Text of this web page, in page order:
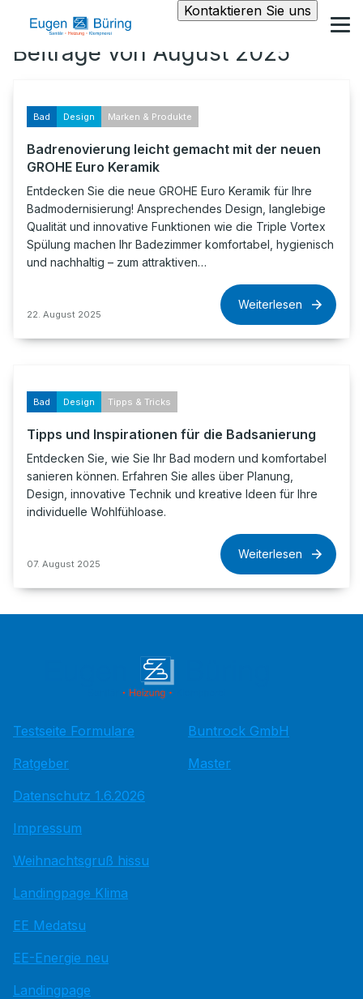
Kontaktieren Sie uns
Beiträge von August 2025
Bad Design Marken & Produkte
Badrenovierung leicht gemacht mit der neuen
GROHE Euro Keramik
Entdecken Sie die neue GROHE Euro Keramik für Ihre
Badmodernisierung! Ansprechendes Design, langlebige
Qualität und innovative Funktionen wie die Triple Vortex
Spülung machen Ihr Badezimmer komfortabel, hygienisch
und nachhaltig – zum attraktiven…
22. August 2025
Weiterlesen
Bad Design Tipps & Tricks
Tipps und Inspirationen für die Badsanierung
Entdecken Sie, wie Sie Ihr Bad modern und komfortabel
sanieren können. Erfahren Sie alles über Planung,
Design, innovative Technik und kreative Ideen für Ihre
individuelle Wohlfühloase.
07. August 2025
Weiterlesen
Testseite Formulare
Ratgeber
Datenschutz 1.6.2026
Impressum
Weihnachtsgruß hissu
Landingpage Klima
EE Medatsu
EE-Energie neu
Landingpage
Buntrock GmbH
Master